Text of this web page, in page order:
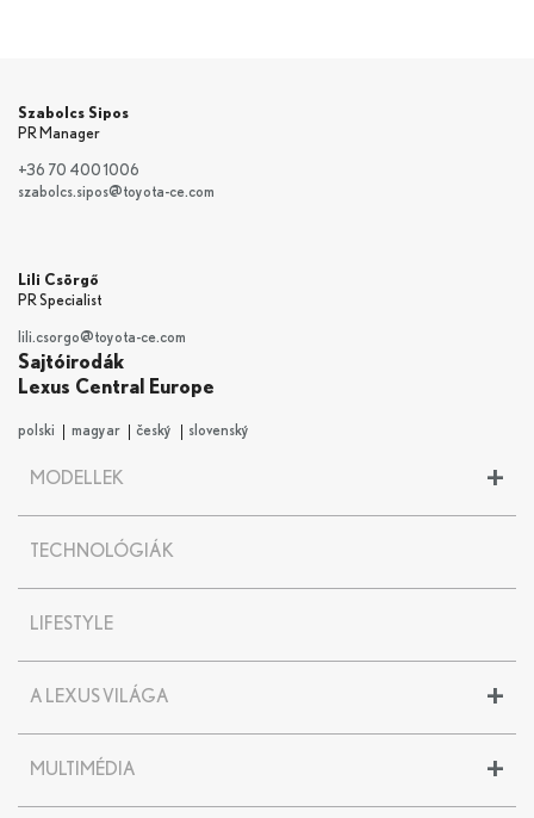
Szabolcs Sipos
PR Manager
+36 70 400 1006
szabolcs.sipos@toyota-ce.com
Lili Csörgő
PR Specialist
lili.csorgo@toyota-ce.com
Sajtóirodák
Lexus Central Europe
polski magyar český slovenský
+
MODELLEK
UX
UX 300e
NX
ES
LC
TECHNOLÓGIÁK
LIFESTYLE
+
A LEXUS VILÁGA
Kereskedők Magyarországon
Enciklopédia
+
MULTIMÉDIA